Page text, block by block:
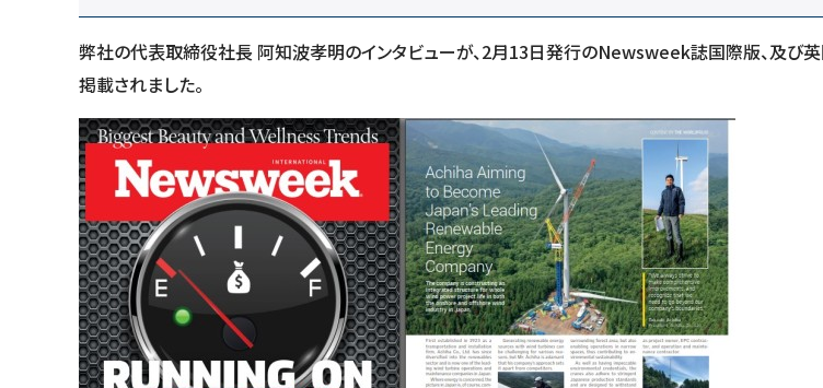
弊社の代表取締役社長 阿知波孝明のインタビューが、2月13日発行のNewsweek誌国際版、及び
掲載されました。